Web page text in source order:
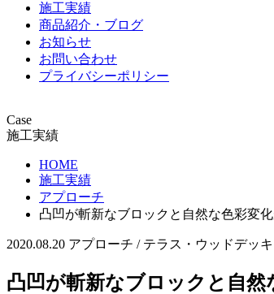
施工実績
商品紹介・ブログ
お知らせ
お問い合わせ
プライバシーポリシー
Case
施工実績
HOME
施工実績
アプローチ
凸凹が斬新なブロックと自然な色彩変
2020.08.20 アプローチ / テラス・ウッドデッキ
凸凹が斬新なブロックと自